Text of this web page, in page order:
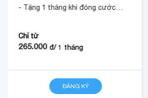
- Tặng 1 tháng khi đóng cước
Chỉ từ
265.000 đ/1 tháng
ĐĂNG KÝ